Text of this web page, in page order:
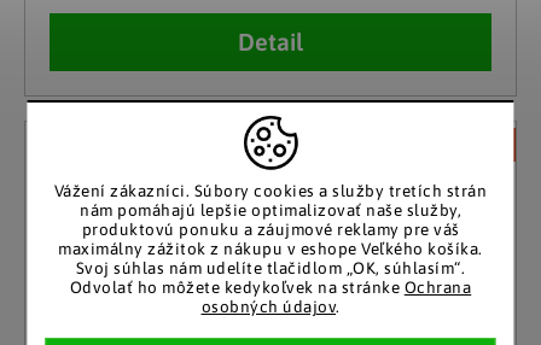
Vážení zákazníci. Súbory cookies a služby tretích strán
nám pomáhajú lepšie optimalizovať naše služby,
produktovú ponuku a záujmové reklamy pre váš
maximálny zážitok z nákupu v eshope Veľkého košíka.
Svoj súhlas nám udelíte tlačidlom „OK, súhlasím“.
Odvolať ho môžete kedykoľvek na stránke Ochrana
osobných údajov.
Detail